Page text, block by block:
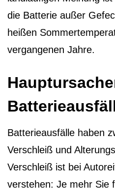
die Batterie außer
heißen
vergangenen Jahre.
Batterieausfälle haben
Verschleiß und
Verschleiß ist bei
verstehen: Je mehr Sie